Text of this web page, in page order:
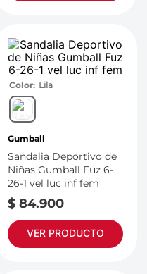
Color Lila
Gumball
Sandalia Deportivo de
Niñas Gumball Fuz 6-
26-1 vel luc inf fem
$ 84.900
VER PRODUCTO